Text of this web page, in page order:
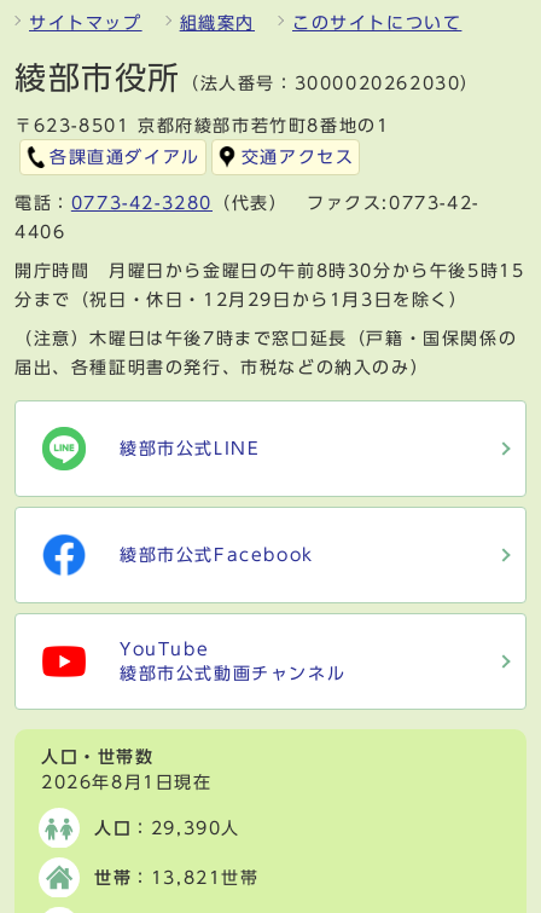
サイトマップ 組織案内 このサイトについて
綾部市役所 （法人番号：3000020262030）
〒623-8501 京都府綾部市若竹町8番地の1
各課直通ダイアル
交通アクセス
電話： 0773-42-3280
（代表） ファクス:0773-42-
4406
開庁時間 月曜日から金曜日の午前8時30分から午後5時15
分まで（祝日・休日・12月29日から1月3日を除く）
（注意）木曜日は午後7時まで窓口延長（戸籍・国保関係の
届出、各種証明書の発行、市税などの納入のみ）
綾部市公式LINE
綾部市公式Facebook
YouTube
綾部市公式動画チャンネル
人口・世帯数
2026年8月1日現在
人口 ：29,390人
世帯 ：13,821世帯